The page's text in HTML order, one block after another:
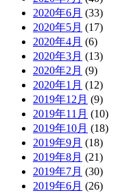
2020年6月 (33)
2020年5月 (17)
2020年4月 (6)
2020年3月 (13)
2020年2月 (9)
2020年1月 (12)
2019年12月 (9)
2019年11月 (10)
2019年10月 (18)
2019年9月 (18)
2019年8月 (21)
2019年7月 (30)
2019年6月 (26)